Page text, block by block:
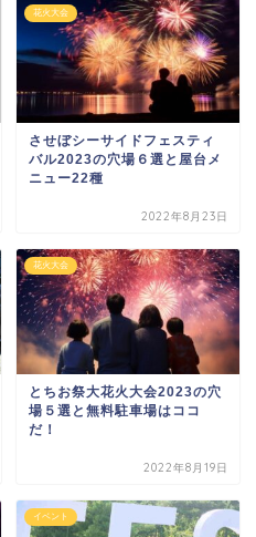
花火大会
させぼシーサイドフェスティ
バル2023の穴場６選と屋台メ
ニュー22種
2022年8月23日
花火大会
とちお祭大花火大会2023の穴
場５選と無料駐車場はココ
だ！
2022年8月19日
イベント